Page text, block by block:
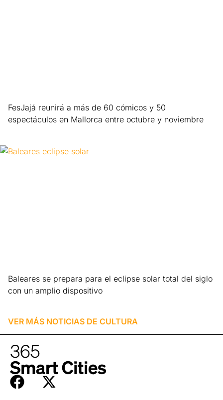
FesJajá reunirá a más de 60 cómicos y 50
espectáculos en Mallorca entre octubre y noviembre
Baleares se prepara para el eclipse solar total del siglo
con un amplio dispositivo
VER MÁS NOTICIAS DE CULTURA